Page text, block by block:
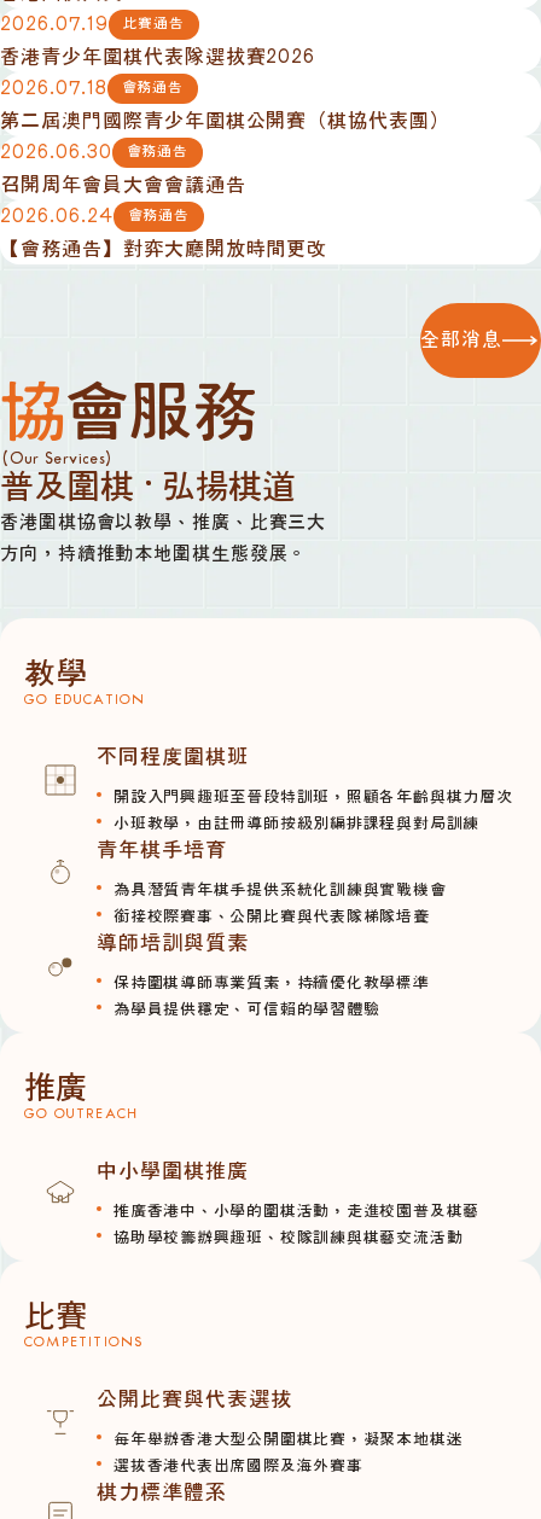
2026.07.19
比賽通告
香港青少年圍棋代表隊選拔賽2026
2026.07.18
會務通告
第二屆澳門國際青少年圍棋公開賽（棋協代表團）
2026.06.30
會務通告
召開周年會員大會會議通告
2026.06.24
會務通告
【會務通告】對弈大廳開放時間更改
全部消息
協會服務
(Our Services)
普及圍棋 · 弘揚棋道
香港圍棋協會以教學、推廣、比賽三大
方向，持續推動本地圍棋生態發展。
教學
GO EDUCATION
不同程度圍棋班
開設入門興趣班至晉段特訓班，照顧各年齡與棋力層次
小班教學，由註冊導師按級別編排課程與對局訓練
青年棋手培育
為具潛質青年棋手提供系統化訓練與實戰機會
銜接校際賽事、公開比賽與代表隊梯隊培養
導師培訓與質素
保持圍棋導師專業質素，持續優化教學標準
為學員提供穩定、可信賴的學習體驗
推廣
GO OUTREACH
中小學圍棋推廣
推廣香港中、小學的圍棋活動，走進校園普及棋藝
協助學校籌辦興趣班、校隊訓練與棋藝交流活動
比賽
COMPETITIONS
公開比賽與代表選拔
每年舉辦香港大型公開圍棋比賽，凝聚本地棋迷
選拔香港代表出席國際及海外賽事
棋力標準體系